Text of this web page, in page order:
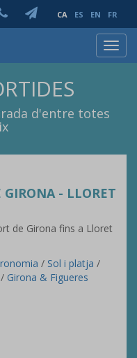
CA ES EN FR
d'entre totes
GIRONA - LLORET
de Girona fins a Lloret
/ Sol i platja /
/ Girona & Figueres